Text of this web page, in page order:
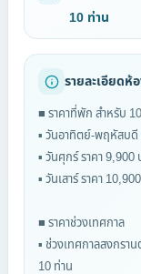
10 ท่าน
รายละเอียดห้
■ ราคาที่พัก สำหรับ
▪ วันอาทิตย์-พฤหัสบดี
▪ วันศุกร์ ราคา 9,900
▪ วันเสาร์ ราคา
■ ราคาช่วงเทศกาล
▪ ช่วงเทศกาลสงกรา
10 ท่าน